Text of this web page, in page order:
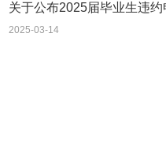
2025-03-14